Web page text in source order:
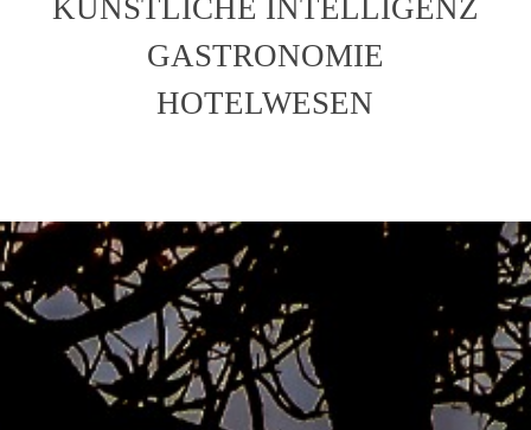
KÜNSTLICHE INTELLIGENZ
GASTRONOMIE
HOTELWESEN